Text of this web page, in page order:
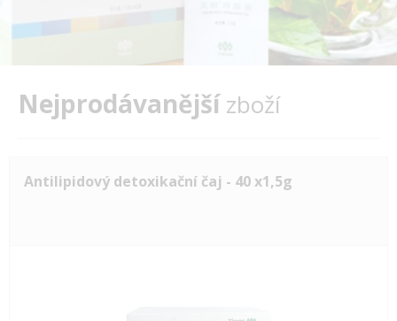
Nejprodávanějšízboží
Antilipidový detoxikační čaj - 40 x1,5g